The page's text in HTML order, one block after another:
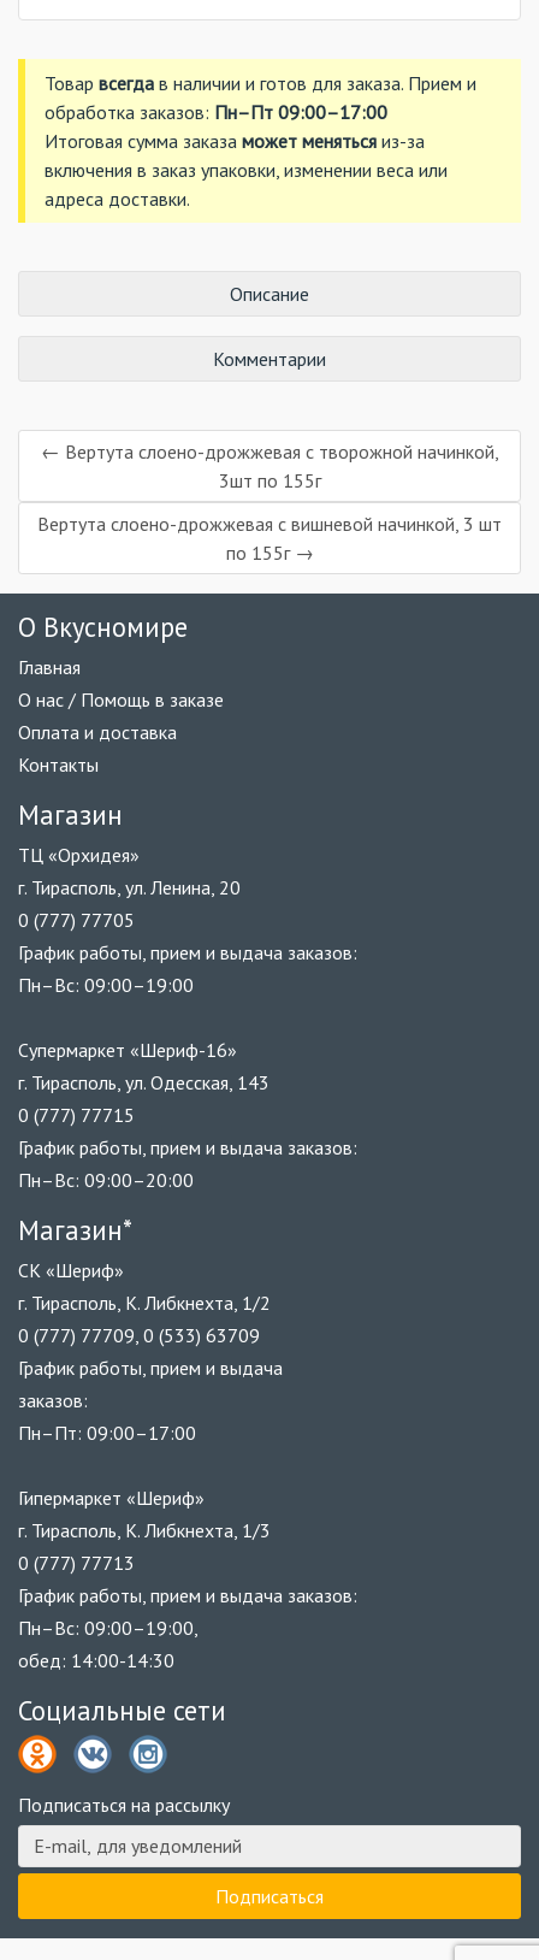
Товар всегда в наличии и готов для заказа. Прием и
обработка заказов: Пн–Пт 09:00–17:00
Итоговая сумма заказа может меняться из-за
включения в заказ упаковки, изменении веса или
адреса доставки.
Описание
Комментарии
← Вертута слоено-дрожжевая с творожной начинкой,
3шт по 155г
Вертута слоено-дрожжевая с вишневой начинкой, 3 шт
по 155г →
О Вкусномире
Главная
О нас / Помощь в заказе
Оплата и доставка
Контакты
Магазин
ТЦ «Орхидея»
г. Тирасполь, ул. Ленина, 20
0 (777) 77705
График работы, прием и выдача заказов:
Пн–Вс: 09:00–19:00
Супермаркет «Шериф-16»
г. Тирасполь, ул. Одесская, 143
0 (777) 77715
График работы, прием и выдача заказов:
Пн–Вс: 09:00–20:00
Магазин*
СК «Шериф»
г. Тирасполь, К. Либкнехта, 1/2
0 (777) 77709, 0 (533) 63709
График работы, прием и выдача
заказов:
Пн–Пт: 09:00–17:00
Гипермаркет «Шериф»
г. Тирасполь, К. Либкнехта, 1/3
0 (777) 77713
График работы, прием и выдача заказов:
Пн–Вс: 09:00–19:00,
обед: 14:00-14:30
Социальные сети
Подписаться на рассылку